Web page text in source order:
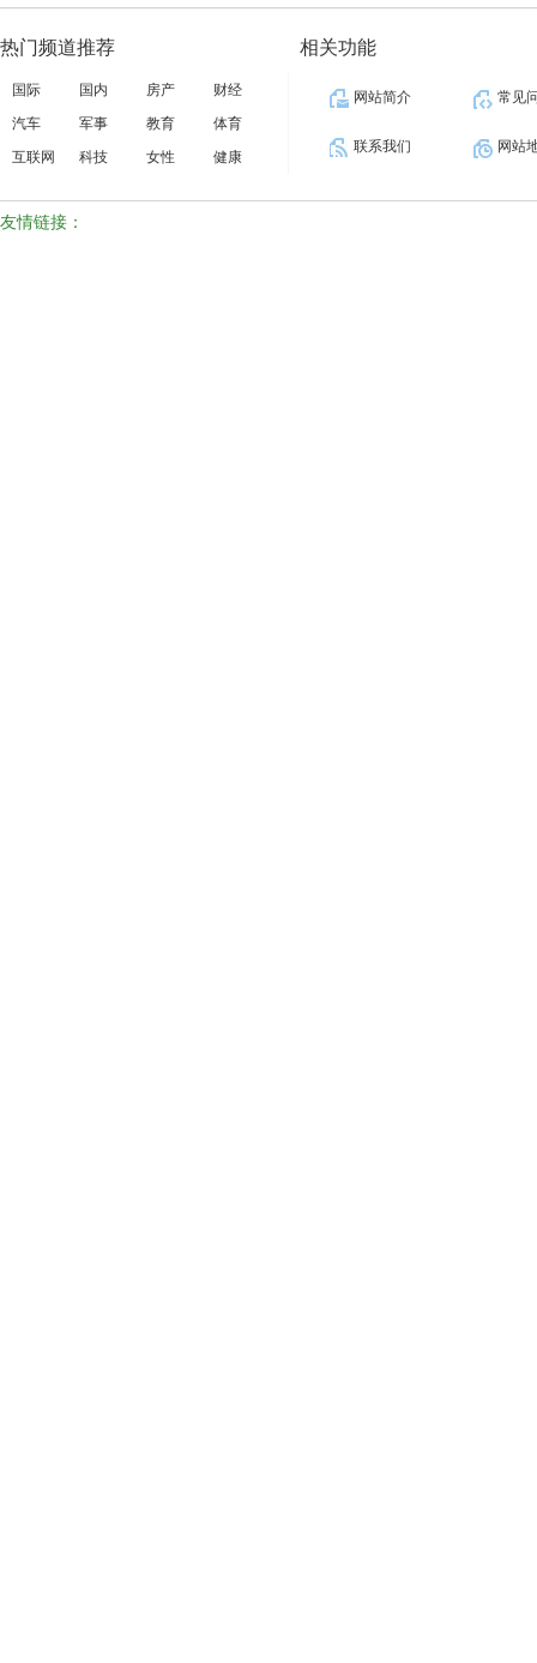
热门频道推荐
国际 国内 房产
财经
汽车
军事 教育
体育
互联网
科技 女性 健康
相关功能
网站简介 常见
联系我们 网站
友情链接：